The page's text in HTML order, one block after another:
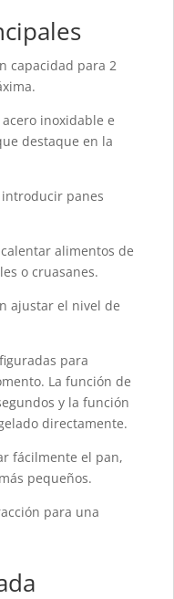
capacidad para 2
inoxidable e
destaque en la
panes
alimentos de
o cruasanes.
ajustar el nivel de
para
La función de
y la función
directamente.
fácilmente el pan,
pequeños.
para una